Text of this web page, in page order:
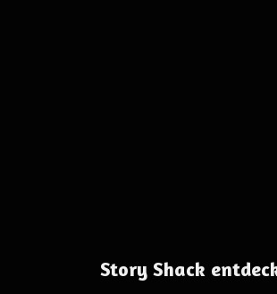
Story Shack